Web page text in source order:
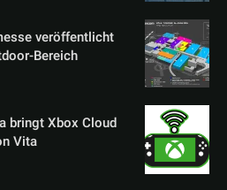
veröffentlicht
Bereich
bringt Xbox Cloud
Vita